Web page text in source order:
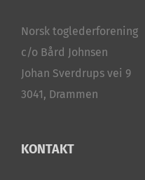
Norsk toglederforening
c/o Bård Johnsen
Johan Sverdrups vei 9
3041, Drammen
KONTAKT